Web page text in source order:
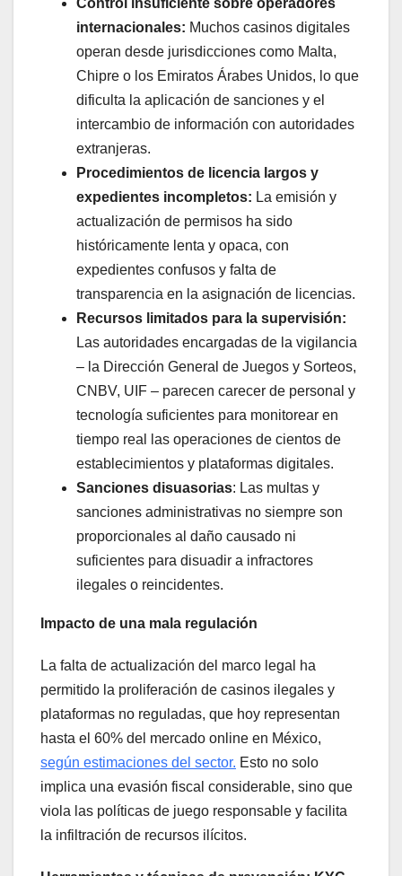
Control insuficiente sobre operadores
internacionales: Muchos casinos digitales
operan desde jurisdicciones como Malta,
Chipre o los Emiratos Árabes Unidos, lo que
dificulta la aplicación de sanciones y el
intercambio de información con autoridades
extranjeras.
Procedimientos de licencia largos y
expedientes incompletos: La emisión y
actualización de permisos ha sido
históricamente lenta y opaca, con
expedientes confusos y falta de
transparencia en la asignación de licencias.
Recursos limitados para la supervisión:
Las autoridades encargadas de la vigilancia
– la Dirección General de Juegos y Sorteos,
CNBV, UIF – parecen carecer de personal y
tecnología suficientes para monitorear en
tiempo real las operaciones de cientos de
establecimientos y plataformas digitales.
Sanciones disuasorias: Las multas y
sanciones administrativas no siempre son
proporcionales al daño causado ni
suficientes para disuadir a infractores
ilegales o reincidentes.
Impacto de una mala regulación
La falta de actualización del marco legal ha
permitido la proliferación de casinos ilegales y
plataformas no reguladas, que hoy representan
hasta el 60% del mercado online en México,
según estimaciones del sector. Esto no solo
implica una evasión fiscal considerable, sino que
viola las políticas de juego responsable y facilita
la infiltración de recursos ilícitos.